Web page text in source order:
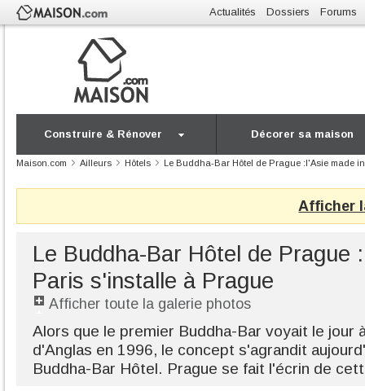
Actualités Dossiers Forums
Construire & Rénover Décorer sa maison
Maison.com Ailleurs Hôtels Le Buddha-Bar Hôtel de Prague :l'Asie made
Afficher
Le Buddha-Bar Hôtel de Prague
Paris s'installe à Prague
Afficher toute la galerie photos
Alors que le premier Buddha-Bar voyait le jour
d'Anglas en 1996, le concept s'agrandit
Buddha-Bar Hôtel. Prague se fait l'écrin de